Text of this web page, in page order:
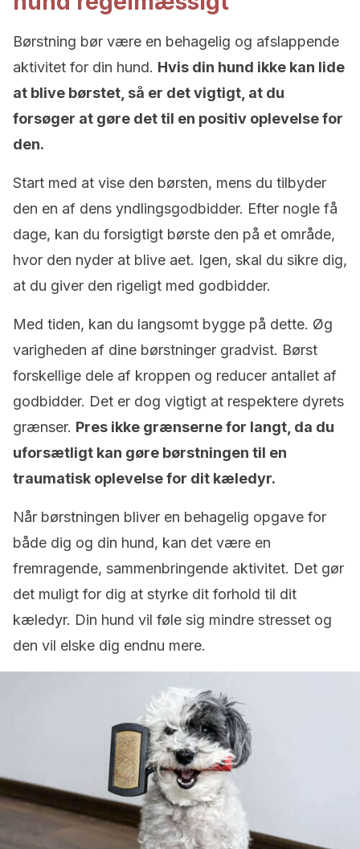
Børstning bør være en behagelig og afslappende
aktivitet for din hund. Hvis din hund ikke kan lide
at blive børstet, så er det vigtigt, at du
forsøger at gøre det til en positiv oplevelse for
den.
Start med at vise den børsten, mens du tilbyder
den en af dens yndlingsgodbidder. Efter nogle få
dage, kan du forsigtigt børste den på et område,
hvor den nyder at blive aet. Igen, skal du sikre dig,
at du giver den rigeligt med godbidder.
Med tiden, kan du langsomt bygge på dette. Øg
varigheden af dine børstninger gradvist. Børst
forskellige dele af kroppen og reducer antallet af
godbidder. Det er dog vigtigt at respektere dyrets
grænser. Pres ikke grænserne for langt, da du
uforsætligt kan gøre børstningen til en
traumatisk oplevelse for dit kæledyr.
Når børstningen bliver en behagelig opgave for
både dig og din hund, kan det være en
fremragende, sammenbringende aktivitet. Det gør
det muligt for dig at styrke dit forhold til dit
kæledyr. Din hund vil føle sig mindre stresset og
den vil elske dig endnu mere.